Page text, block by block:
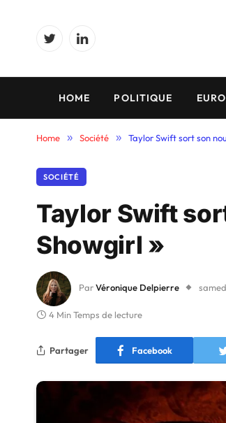
TwitterLinkedIn
HOME POLITIQUE
Home » Société » Taylor Swift sort son
SOCIÉTÉ
Taylor Swift
Showgirl »
ParVéronique Delpierre
4 Min Temps de lecture
Partager Facebook